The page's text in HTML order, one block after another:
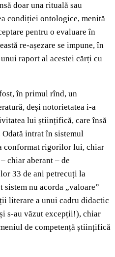
doar una rituală sau
condiției ontologice, menită
pentru o evaluare în
re-așezare se impune, în
raport al acestei cărți cu
în primul rînd, un
deși notorietatea i-a
lui științifică, care însă
intrat în sistemul
conformat rigorilor lui, chiar
chiar aberant – de
33 de ani petrecuți la
sistem nu acorda „valoare”
literare a unui cadru didactic
s-au văzut excepții!), chiar
de competență științifică